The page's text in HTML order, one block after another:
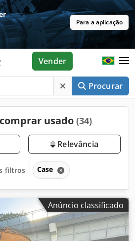
Para a aplicação
Procurar
Vender
comprar usado (34)
Relevância
filtros Case
Anúncio classificado